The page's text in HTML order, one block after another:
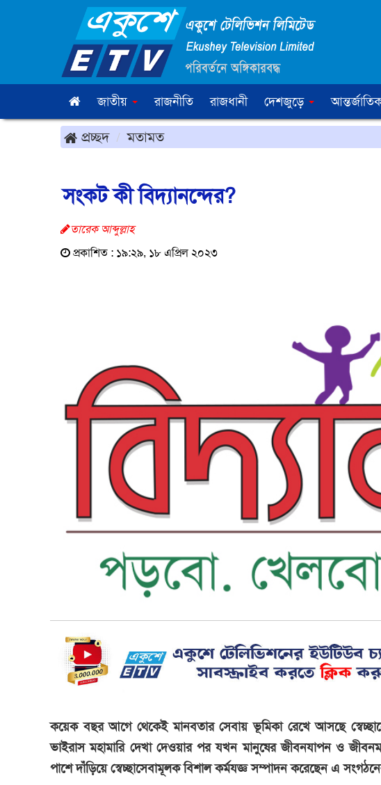
জাতীয় রাজনীতি রাজধানী দেশজুড়ে
প্রচ্ছদ মতামত
সংকট কী বিদ্যানন্দের?
তারেক আব্দুল্লাহ
প্রকাশিত : ১৯:২৯, ১৮ এপ্রিল ২০২৩
কয়েক বছর আগে থেকেই মানবতার সেবায় ভূমিকা রেখে আসছে
ভাইরাস মহামারি দেখা দেওয়ার পর যখন মানুষের জীবনযাপন ও
পাশে দাঁড়িয়ে স্বেচ্ছাসেবামূলক বিশাল কর্মযজ্ঞ সম্পাদন করেছেন এ সংগঠনের